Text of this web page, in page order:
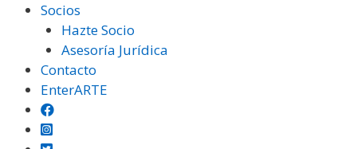
Saltar
contenido
Socios
Hazte Socio
Asesoría Jurídica
Contacto
EnterARTE